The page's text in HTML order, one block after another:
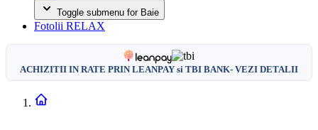
Toggle submenu for Baie
Fotolii RELAX
ACHIZITII IN RATE PRIN LEANPAY si TBI BANK- VEZI DETALII